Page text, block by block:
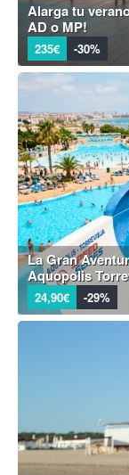
Alarga tu
AD o MP!
235€ -30%
La Gran
Aquopolis
24,90€ -29%